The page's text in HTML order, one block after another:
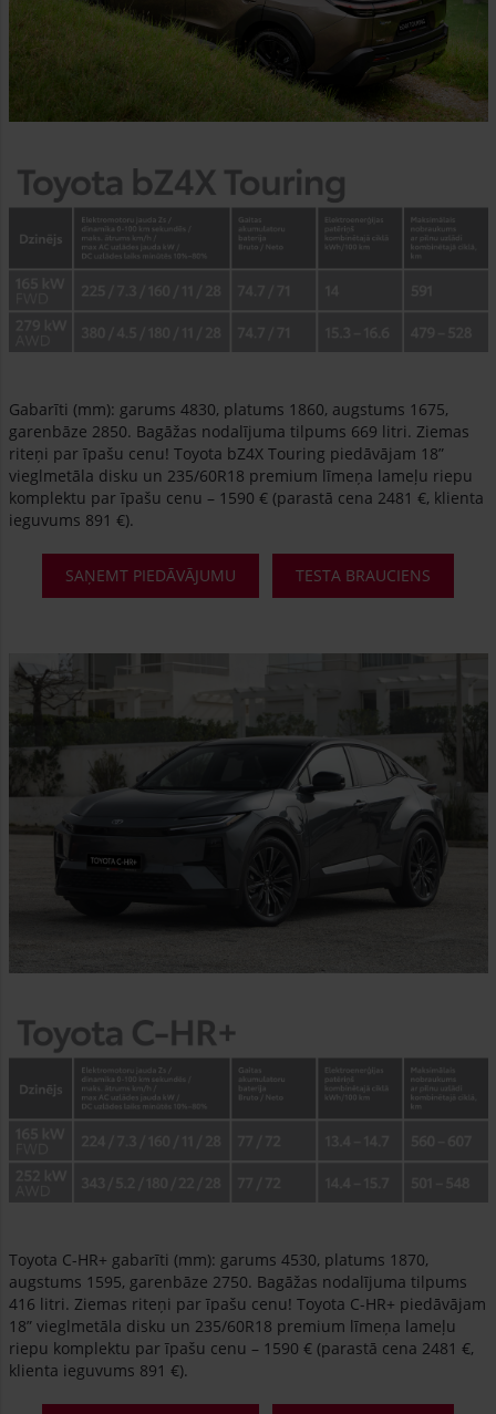
Gabarīti (mm): garums 4830, platums 1860, augstums 1675,
garenbāze 2850. Bagāžas nodalījuma tilpums 669 litri. Ziemas
riteņi par īpašu cenu! Toyota bZ4X Touring piedāvājam 18”
vieglmetāla disku un 235/60R18 premium līmeņa lameļu riepu
komplektu par īpašu cenu – 1590 € (parastā cena 2481 €, klienta
ieguvums 891 €).
SAŅEMT PIEDĀVĀJUMU TESTA BRAUCIENS
Toyota C-HR+ gabarīti (mm): garums 4530, platums 1870,
augstums 1595, garenbāze 2750. Bagāžas nodalījuma tilpums
416 litri. Ziemas riteņi par īpašu cenu! Toyota C-HR+ piedāvājam
18” vieglmetāla disku un 235/60R18 premium līmeņa lameļu
riepu komplektu par īpašu cenu – 1590 € (parastā cena 2481 €,
klienta ieguvums 891 €).